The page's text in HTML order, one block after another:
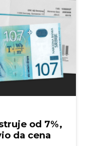
od 7%,
da cena